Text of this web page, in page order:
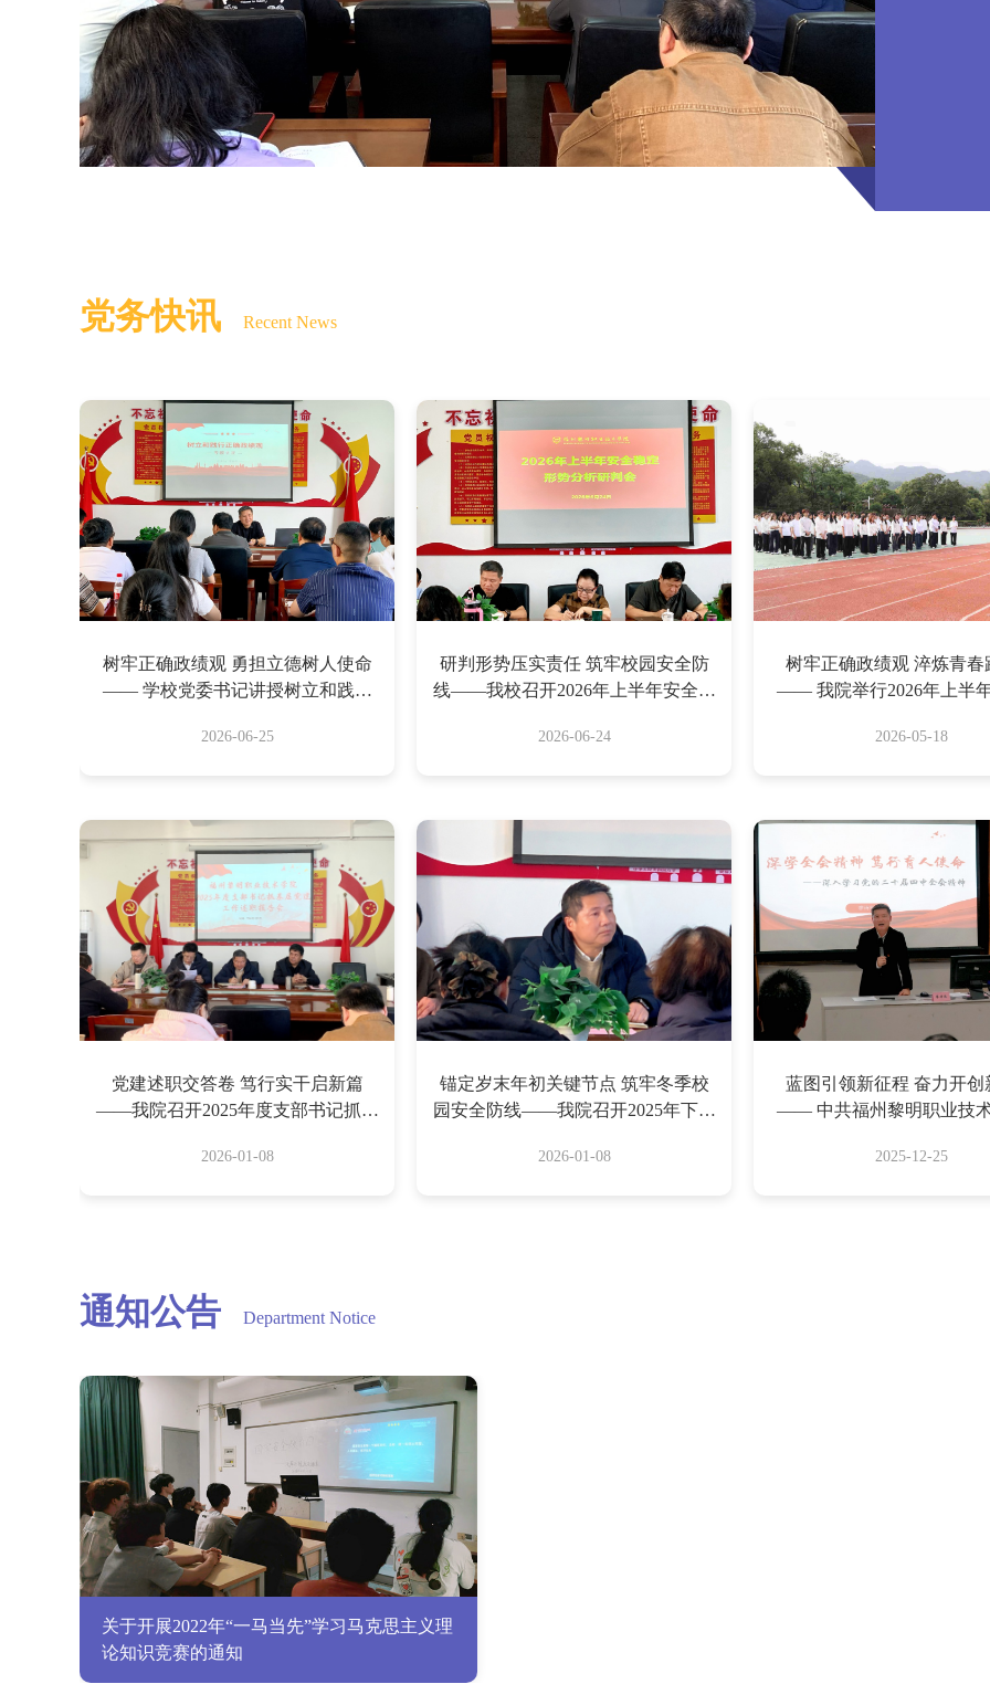
党务快讯 Recent News
树牢正确政绩观 勇担立德树人使命
—— 学校党委书记讲授树立和践行
2026-06-25
研判形势压实责任 筑牢校园安全防
线——我校召开2026年上半年安全稳
2026-06-24
树牢正确政绩观 淬炼青春
—— 我院举行2026年上半
2026-05-18
党建述职交答卷 笃行实干启新篇
——我院召开2025年度支部书记抓基
2026-01-08
锚定岁末年初关键节点 筑牢冬季校
园安全防线——我院召开2025年下半
2026-01-08
蓝图引领新征程 奋力开创
—— 中共福州黎明职业技
会精神宣讲报告会
2025-12-25
通知公告 Department Notice
关于开展2022年“一马当先”学习马克思主义理
论知识竞赛的通知